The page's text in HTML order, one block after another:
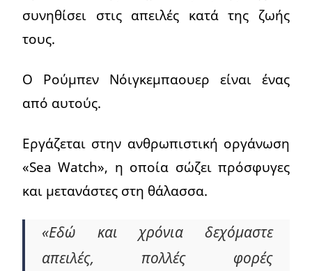
συνηθίσει στις απειλές κατά της ζωής
τους.
Ο Ρούμπεν Νόιγκεμπαουερ είναι ένας
από αυτούς.
Εργάζεται στην ανθρωπιστική οργάνωση
«Sea Watch», η οποία σώζει πρόσφυγες
και μετανάστες στη θάλασσα.
«Εδώ και χρόνια δεχόμαστε
απειλές, πολλές φορές